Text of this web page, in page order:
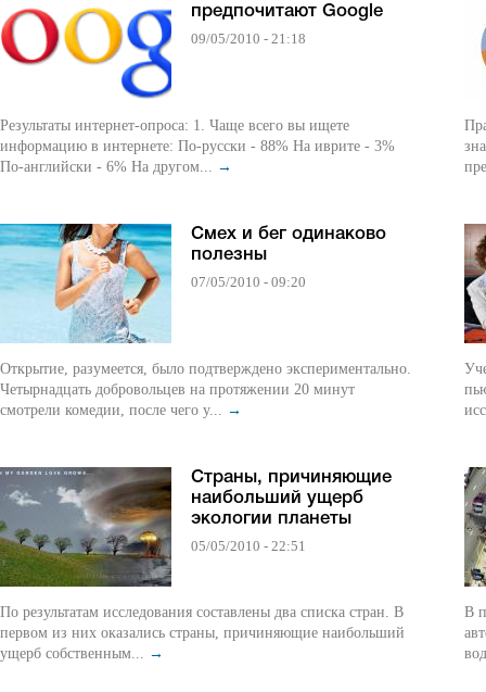
предпочитают Google
09/05/2010 - 21:18
Результаты интернет-опроса: 1. Чаще всего вы ищете
информацию в интернете: По-русски - 88% На иврите - 3%
По-английски - 6% На другом... →
Смех и бег одинаково
полезны
07/05/2010 - 09:20
Открытие, разумеется, было подтверждено экспериментально.
Четырнадцать добровольцев на протяжении 20 минут
смотрели комедии, после чего у... →
Страны, причиняющие
наибольший ущерб
экологии планеты
05/05/2010 - 22:51
По результатам исследования составлены два списка стран. В
первом из них оказались страны, причиняющие наибольший
ущерб собственным... →
В